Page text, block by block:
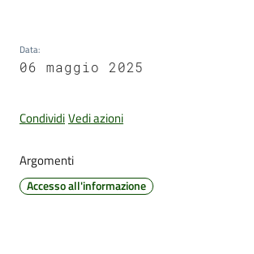
argomenti...
Seguici
Data:
06 maggio 2025
CondividiVedi azioni
Argomenti
Accesso all'informazione